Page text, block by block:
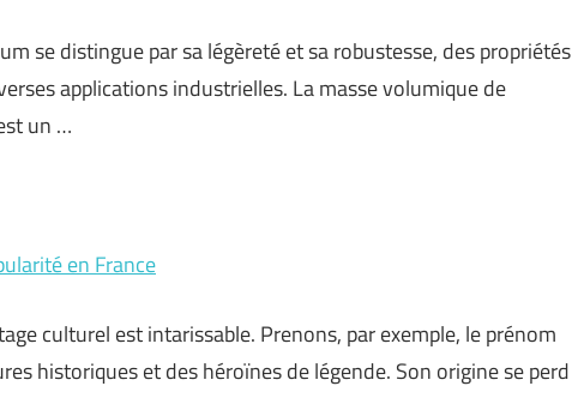
se distingue par sa légèreté et sa robustesse, des propriétés
applications industrielles. La masse volumique de
un …
en France
culturel est intarissable. Prenons, par exemple, le prénom
historiques et des héroïnes de légende. Son origine se perd